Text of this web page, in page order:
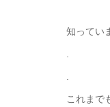
知ってい
これまで